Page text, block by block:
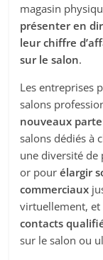
magasin
présenter en
leur chiffre
sur le salon.
Les entreprises
salons
nouveaux
salons dédiés à
une diversité de
or pourélargir
commerciaux
virtuellement,
contacts
sur le salon ou